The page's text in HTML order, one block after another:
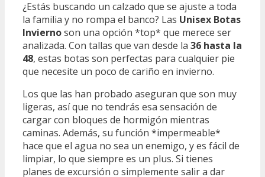
¿Estás buscando un calzado que se ajuste a toda
la familia y no rompa el banco? Las Unisex Botas
Inviernoson una opción *top* que merece ser
analizada. Con tallas que van desde la 36 hasta la
48, estas botas son perfectas para cualquier pie
que necesite un poco de cariño en invierno.
Los que las han probado aseguran que son muy
ligeras, así que no tendrás esa sensación de
cargar con bloques de hormigón mientras
caminas. Además, su función *impermeable*
hace que el agua no sea un enemigo, y es fácil de
limpiar, lo que siempre es un plus. Si tienes
planes de excursión o simplemente salir a dar